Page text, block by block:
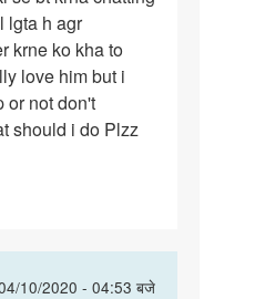
lgta h agr
krne ko kha to
love him but i
or not don't
should i do Plzz
10/2020 - 04:53 बजे